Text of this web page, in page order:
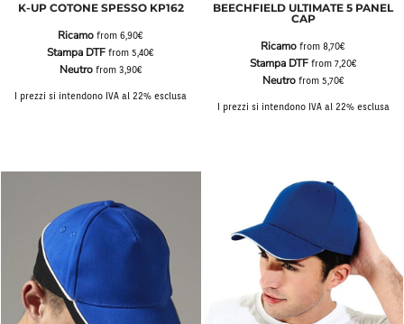
K-UP COTONE SPESSO KP162
Ricamo from6,90€
Stampa DTF from5,40€
Neutrofrom 3,90€
I prezzi si intendono IVA al 22% esclusa
BEECHFIELD ULTIMATE 5 PANEL
CAP
Ricamo from8,70€
Stampa DTFfrom 7,20€
Neutrofrom 5,70€
I prezzi si intendono IVA al 22% esclusa